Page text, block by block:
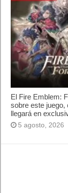
El Fire Emblem:
sobre este
llegará en
5 agosto, 2026